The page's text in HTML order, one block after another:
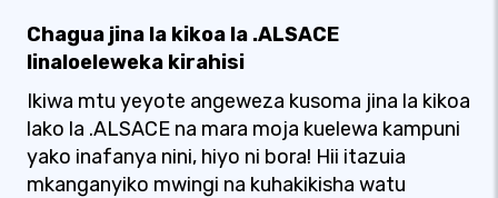
Chagua jina la kikoa la .ALSACE
linaloeleweka kirahisi
Ikiwa mtu yeyote angeweza kusoma jina la kikoa
lako la .ALSACE na mara moja kuelewa kampuni
yako inafanya nini, hiyo ni bora! Hii itazuia
mkanganyiko mwingi na kuhakikisha watu